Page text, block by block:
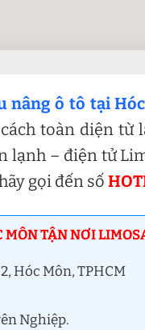
nâng ô tô tại
toàn diện từ
lạnh – điện tử
gọi đến số
MÔN TẬN NƠI
Hóc Môn, TPHCM
Nghiệp.